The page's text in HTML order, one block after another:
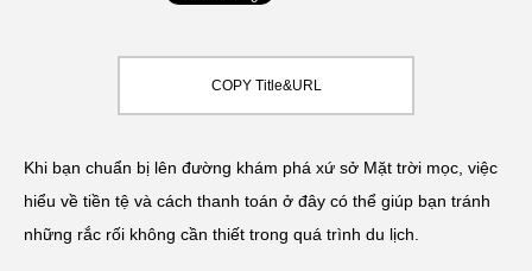
COPY Title&URL
Khi bạn chuẩn bị lên đường khám phá xứ sở Mặt trời mọc, việc
hiểu về tiền tệ và cách thanh toán ở đây có thể giúp bạn tránh
những rắc rối không cần thiết trong quá trình du lịch.